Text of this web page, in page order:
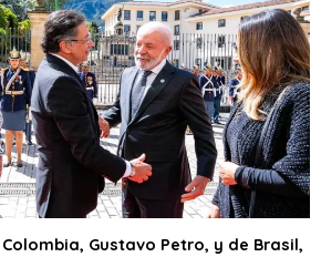
Gustavo Petro, y de Brasil,